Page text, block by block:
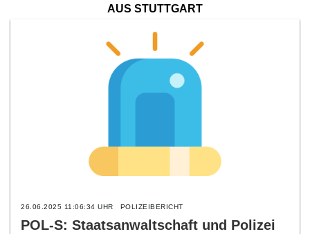
AUS STUTTGART
26.06.2025 11:06:34 UHR POLIZEIBERICHT
POL-S: Staatsanwaltschaft und Polizei